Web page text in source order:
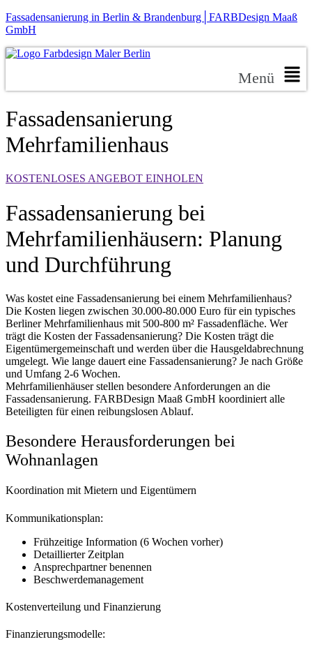
Fassadensanierung in Berlin & Brandenburg│FARBDesign Maaß
GmbH
Menü
Fassadensanierung
Mehrfamilienhaus
KOSTENLOSES ANGEBOT EINHOLEN
Fassadensanierung bei
Mehrfamilienhäusern: Planung
und Durchführung
Was kostet eine Fassadensanierung bei einem Mehrfamilienhaus?
Die Kosten liegen zwischen 30.000-80.000 Euro für ein typisches
Berliner Mehrfamilienhaus mit 500-800 m² Fassadenfläche. Wer
trägt die Kosten der Fassadensanierung? Die Kosten trägt die
Eigentümergemeinschaft und werden über die Hausgeldabrechnung
umgelegt. Wie lange dauert eine Fassadensanierung? Je nach Größe
und Umfang 2-6 Wochen.
Mehrfamilienhäuser stellen besondere Anforderungen an die
Fassadensanierung. FARBDesign Maaß GmbH koordiniert alle
Beteiligten für einen reibungslosen Ablauf.
Besondere Herausforderungen bei
Wohnanlagen
Koordination mit Mietern und Eigentümern
Kommunikationsplan:
Frühzeitige Information (6 Wochen vorher)
Detaillierter Zeitplan
Ansprechpartner benennen
Beschwerdemanagement
Kostenverteilung und Finanzierung
Finanzierungsmodelle: